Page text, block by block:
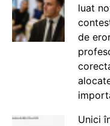
luat
de
Unici